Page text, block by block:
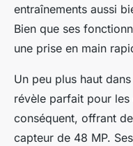
entraînements aussi
Bien que ses
une prise en main
Un peu plus haut
révèle parfait pour
conséquent, offrant
capteur de 48 MP.